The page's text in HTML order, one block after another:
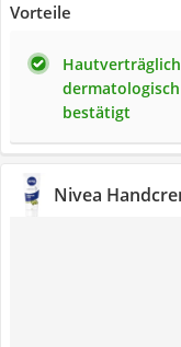
Vorteile
dermatologisch
bestätigt
Nivea